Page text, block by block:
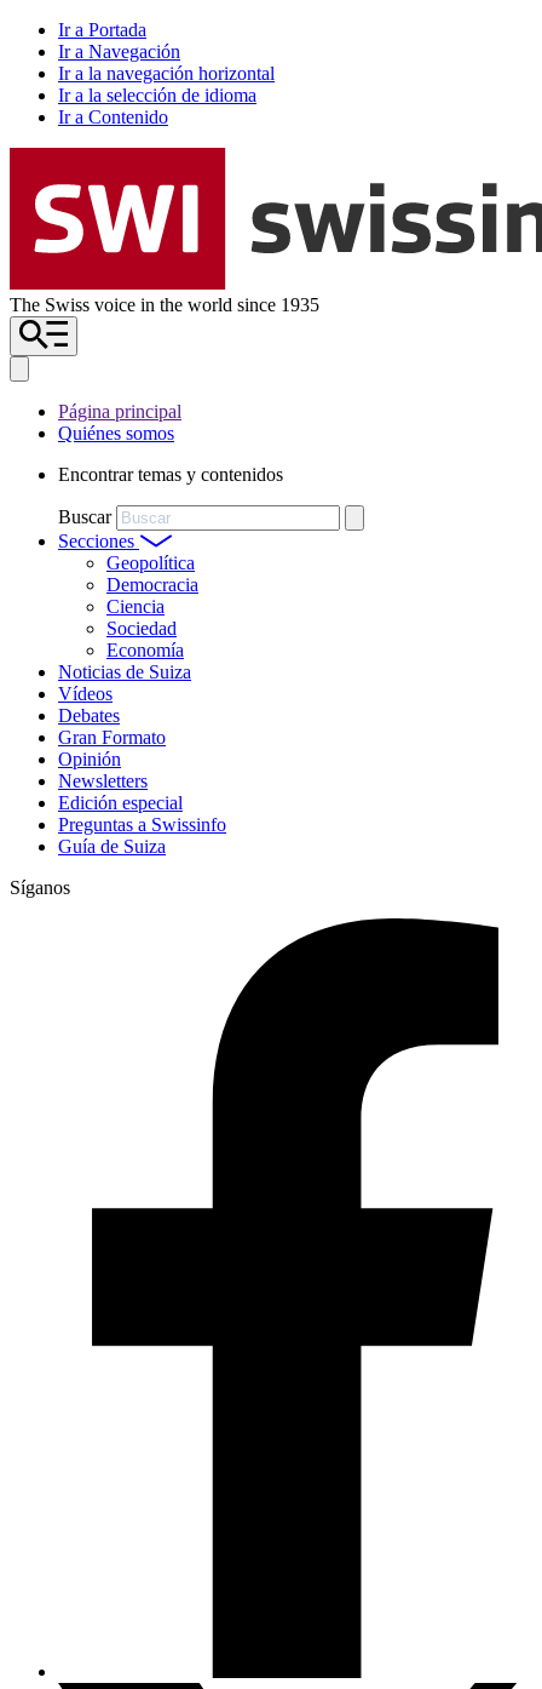
Ir a Portada
Ir a Navegación
Ir a la navegación horizontal
Ir a la selección de idioma
Ir a Contenido
The Swiss voice in the world since 1935
Página principal
Quiénes somos
Encontrar temas y contenidos
Buscar
Secciones
Geopolítica
Democracia
Ciencia
Sociedad
Economía
Noticias de Suiza
Vídeos
Debates
Gran Formato
Opinión
Newsletters
Edición especial
Preguntas a Swissinfo
Guía de Suiza
Síganos